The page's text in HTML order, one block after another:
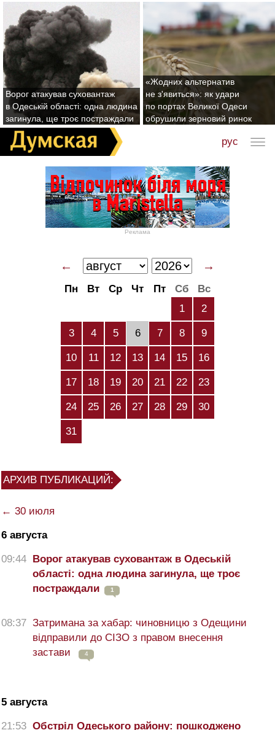
Ворог атакував суховантаж
в Одеській області: одна людина
загинула, ще троє постраждали
«Жодних альтернатив
не з'явиться»: як удари
по портах Великої Одеси
обрушили зерновий ринок
рус
Реклама
← →
Пн Вт Ср Чт Пт Сб
Вс
1
2
3 4 5 6 7 8 9
10 11 12 13 14 15 16
17 18 19 20 21 22 23
24 25 26 27 28 29 30
31
АРХИВ ПУБЛИКАЦИЙ:
← 30 июля
6 августа
09:44 Ворог атакував суховантаж в Одеській
області: одна людина загинула, ще троє
постраждали
1
08:37 Затримана за хабар: чиновницю з Одещини
відправили до СІЗО з правом внесення
застави
4
5 августа
21:53 Обстріл Одеського району: пошкоджено